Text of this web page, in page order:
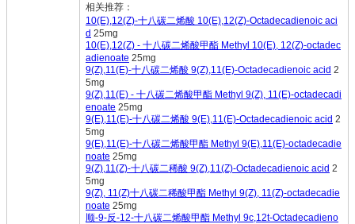
相关推荐：
10(E),12(Z)-十八碳二烯酸 10(E),12(Z)-Octadecadienoic aci
d 25mg
10(E),12(Z) - 十八碳二烯酸甲酯 Methyl 10(E), 12(Z)-octadec
adienoate 25mg
9(Z),11(E)-十八碳二烯酸 9(Z),11(E)-Octadecadienoic acid 2
5mg
9(Z),11(E) - 十八碳二烯酸甲酯 Methyl 9(Z), 11(E)-octadecadi
enoate 25mg
9(E),11(E)-十八碳二烯酸 9(E),11(E)-Octadecadienoic acid 2
5mg
9(E),11(E)-十八碳二烯酸甲酯 Methyl 9(E),11(E)-octadecadie
noate 25mg
9(Z),11(Z)-十八碳二稀酸 9(Z),11(Z)-Octadecadienoic acid 2
5mg
9(Z), 11(Z)十八碳二稀酸甲酯 Methyl 9(Z), 11(Z)-octadecadie
noate 25mg
顺-9-反-12-十八碳二烯酸甲酯 Methyl 9c,12t-Octadecadieno